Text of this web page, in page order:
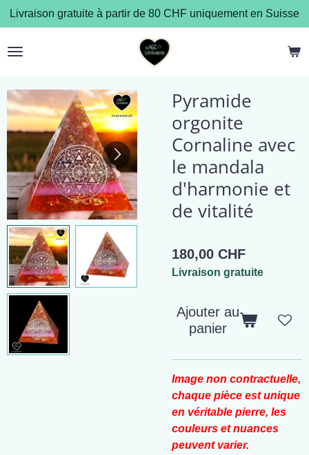
Passer
au
contenu
Livraison gratuite à partir de 80 CHF uniquement en Suisse
Pyramide
orgonite
Cornaline avec
le mandala
d'harmonie et
de vitalité
180,00 CHF
Livraison gratuite
Ajouter au
panier
Image non contractuelle,
chaque pièce est unique
en véritable pierre, les
couleurs et nuances
peuvent varier.